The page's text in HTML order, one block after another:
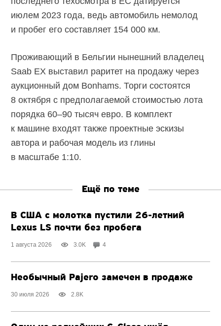
июлем 2023 года, ведь автомобиль немолод
и пробег его составляет 154 000 км.
Проживающий в Бельгии нынешний владелец
Saab EX выставил раритет на продажу через
аукционный дом Bonhams. Торги состоятся
8 октября с предполагаемой стоимостью лота
порядка 60–90 тысяч евро. В комплект
к машине входят также проектные эскизы
автора и рабочая модель из глины
в масштабе 1:10.
Ещё по теме
В США с молотка пустили 26-летний
Lexus LS почти без пробега
1 августа 2026 3.0K 4
Необычный Pajero замечен в продаже
30 июля 2026 2.8K